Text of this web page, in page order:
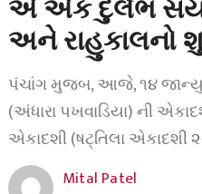
એ એક દુર્લભ
અને રાહુકાલનો
પંચાંગ મુજબ, આજે, ૧૪
(અંધારા પખવાડિયા) ની
એકાદશી (ષટ્તિલા એકાદશી
Mital Patel